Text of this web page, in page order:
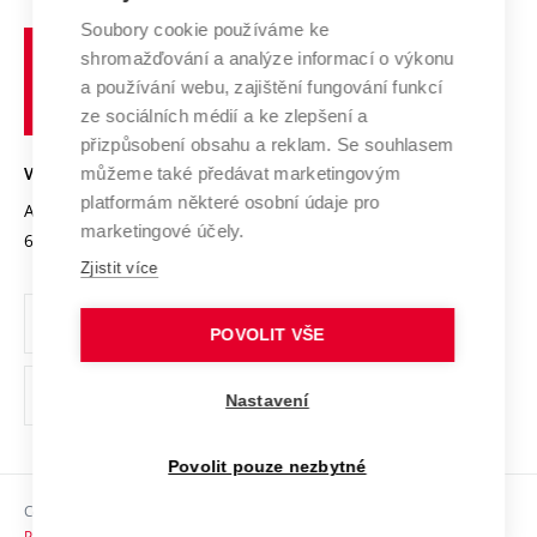
Výzkumné infrastruktury
Transfer znalostí
Open Science
Projekty
Projekty ze strukturálních fondů
Specifický výzkum
Spolupráce se školami
Služby univerzity
Mezinárodní dohody
Univerzitní sítě
Profil univerzity
Udržitelná univerzita
Podnikavá univerzita / ContriBUTe
Bezpečná univerzita
Vyznamenání
Organizační struktura
Ochrana osobních údajů
odkaz)
Sociální bezpečí
učení
technické
VYSOKÉ UČENÍ TECHNICKÉ V BRNĚ
Antonínská 548/1
602 00 Brno
www.vut.cz
vut@vutbr.cz
Copyright © 2026 VUT
Soubory cookie používáme ke
shromažďování a analýze informací o výkonu
a používání webu, zajištění fungování funkcí
ze sociálních médií a ke zlepšení a
přizpůsobení obsahu a reklam. Se souhlasem
můžeme také předávat marketingovým
platformám některé osobní údaje pro
marketingové účely.
Zjistit více
POVOLIT VŠE
Nastavení
Povolit pouze nezbytné